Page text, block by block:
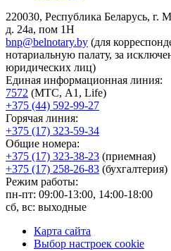
220030, Республика Беларусь, г.
д. 24а, пом 1Н
bnp@belnotary.by (для
нотариальную палату, за
юридических лиц)
Единая информационная линия:
7572 (МТС, A1, Life)
+375 (44) 592-99-27
Горячая линия:
+375 (17) 323-59-34
Общие номера:
+375 (17) 323-38-23 (приемная)
+375 (17) 258-26-83 (бухгалтерия)
Режим работы:
пн-пт: 09:00-13:00, 14:00-18:00
сб, вс: выходные
Карта сайта
Выбор настроек cookie